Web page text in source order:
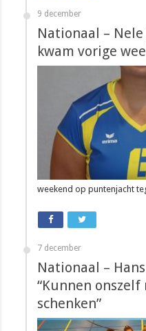
9 december
Nationaal – Nele
kwam vorige
weekend op puntenjacht
7 december
Nationaal –
“Kunnen
schenken”